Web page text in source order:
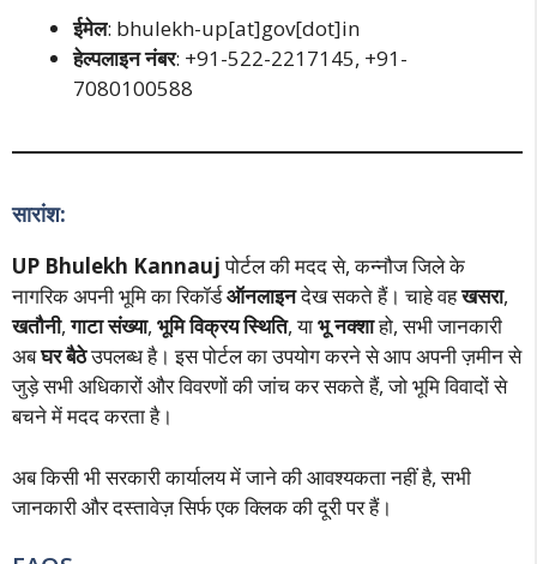
ईमेल: bhulekh-up[at]gov[dot]in
हेल्पलाइन नंबर: +91-522-2217145, +91-
7080100588
सारांश:
UP Bhulekh Kannaujपोर्टल की मदद से, कन्नौज जिले के
नागरिक अपनी भूमि का रिकॉर्डऑनलाइनदेख सकते हैं। चाहे वहखसरा,
खतौनी,गाटा संख्या, भूमि विक्रय स्थिति, याभू नक्शाहो, सभी जानकारी
अबघर बैठेउपलब्ध है। इस पोर्टल का उपयोग करने से आप अपनी ज़मीन से
जुड़े सभी अधिकारों और विवरणों की जांच कर सकते हैं, जो भूमि विवादों से
बचने में मदद करता है।
अब किसी भी सरकारी कार्यालय में जाने की आवश्यकता नहीं है, सभी
जानकारी और दस्तावेज़ सिर्फ एक क्लिक की दूरी पर हैं।